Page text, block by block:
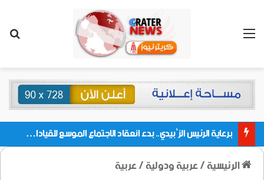
القائمة
برعاية الرئيس الزُبيدي.. بدء انعقاد الاجتماع الموسع للقيادات المحلية بالعاصمة ولمديريات وكتل مجلس العموم ومنسقيات الجامعة بالعاصمة عدن
الرئيسية/عربية ودولية/عربية